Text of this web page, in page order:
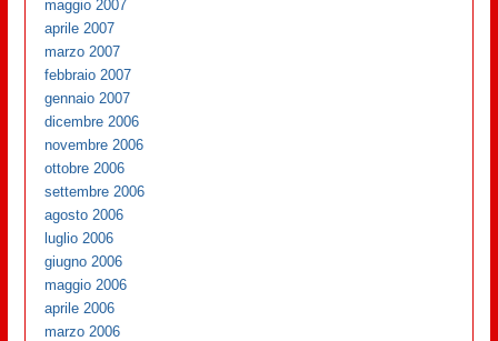
maggio 2007
aprile 2007
marzo 2007
febbraio 2007
gennaio 2007
dicembre 2006
novembre 2006
ottobre 2006
settembre 2006
agosto 2006
luglio 2006
giugno 2006
maggio 2006
aprile 2006
marzo 2006